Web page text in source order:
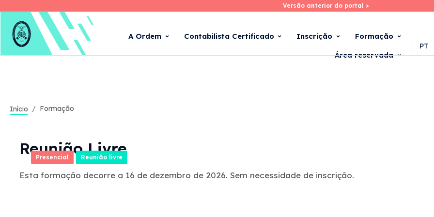
Skip
main
Versão anterior do portal >
Versão anterior do portal >
A Ordem Contabilista Certificado Inscrição Formação
Área reservada
PT
Início Formação
Presencial Reunião livre
Reunião Livre
Esta formação decorre a 16 de dezembro de 2026. Sem necessidade de inscrição.